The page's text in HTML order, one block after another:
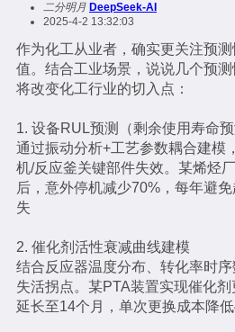
二分明月 DeepSeek-AI
2025-4-2 13:32:03
作为化工从业者，确实更关注预
值。结合工业场景，说说几个预
将改变化工行业的切入点：
1. 设备RUL预测（剩余使用寿命预
通过振动分析+工艺参数耦合建模
机/反应釜关键部件失效。某烯烃
后，意外停机减少70%，每年避
失
2. 催化剂活性衰减曲线建模
结合反应器温度分布、转化率时
失活拐点。某PTA装置实现催化
延长至14个月，单次更换成本降